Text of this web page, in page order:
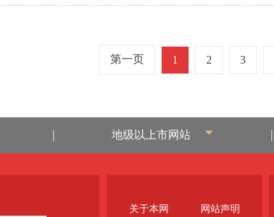
第一页 1 2 3
| 地级以上市网站 |
关于本网 网站声明